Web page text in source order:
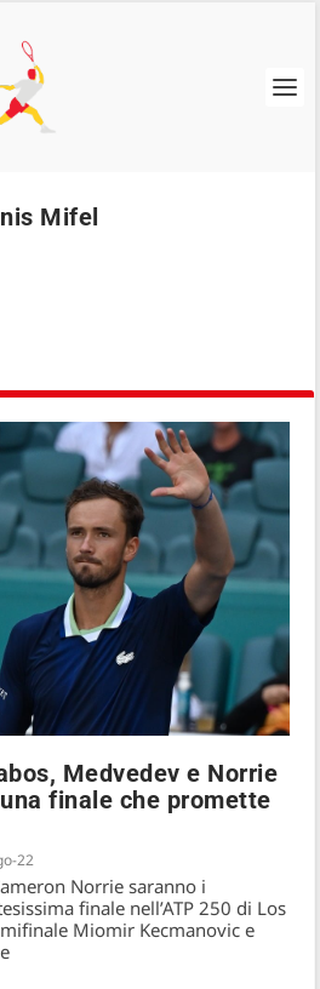
Mifel
Medvedev doma
conquista il primo titolo
Medvedev e Norrie
finale che promette
22
Norrie saranno i
finale nell’ATP 250 di Los
Miomir Kecmanovic e